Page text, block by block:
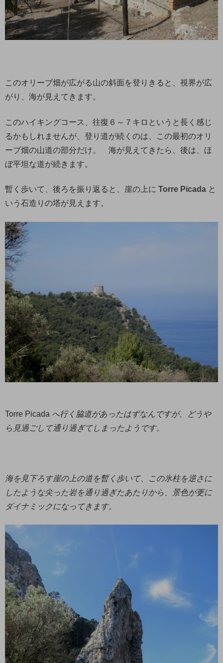
このオリーブ畑が広がる山の斜面を登りきると、視界が広
がり、海が見えてきます。
このハイキングコース、往復６～７キロというと長く感じ
るかもしれませんが、登り道が続くのは、この最初のオリ
ーブ畑の山道の部分だけ。 海が見えてきたら、後は、ほ
ぼ平坦な道が続きます。
暫く歩いて、後ろを振り返ると、崖の上に Torre Picada と
いう石造りの塔が見えます。
Torre Picada へ行く脇道があったはずなんですが、どうや
ら見過ごして通り過ぎてしまったようです。
海を見下ろす崖の上の道を暫く歩いて、この氷柱を逆さに
したような尖った岩を通り過ぎたあたりから、景色が更に
ダイナミックになってきます。